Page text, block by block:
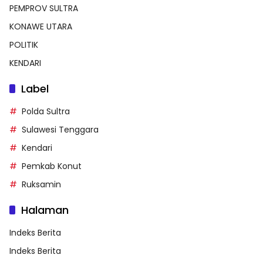
PEMPROV SULTRA
KONAWE UTARA
POLITIK
KENDARI
Label
Polda Sultra
Sulawesi Tenggara
Kendari
Pemkab Konut
Ruksamin
Halaman
Indeks Berita
Indeks Berita